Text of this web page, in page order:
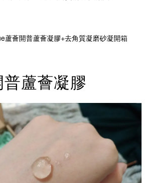
蘆薈開普蘆薈凝膠+去角質凝磨砂凝開箱
普蘆薈凝膠